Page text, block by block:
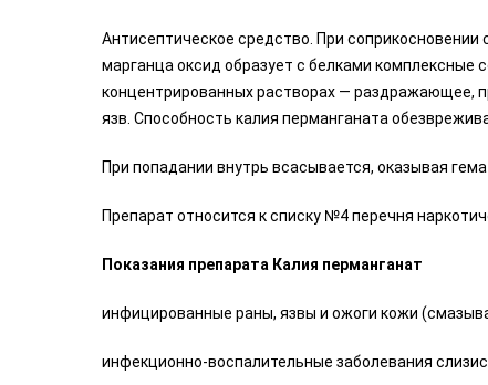
Антисептическое средство. При
марганца оксид образует с белками комплексные
концентрированных растворах —
язв. Способность калия перманганата
При попадании внутрь всасывается, оказывая
Препарат относится к списку №4 перечня
Показания препарата Калия перманганат
инфицированные раны, язвы и ожоги кожи
инфекционно-воспалительные заболевания